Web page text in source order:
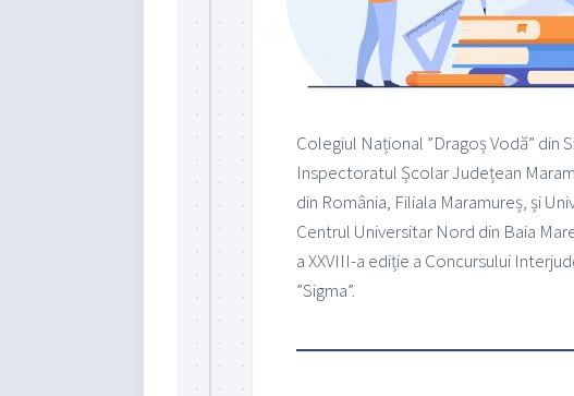
Colegiul Național ”Dragoș Vodă” din
Inspectoratul Școlar Județean
din România, Filiala Maramureș, și
Centrul Universitar Nord din Baia
a XXVIII-a ediție a Concursului
”Sigma”.